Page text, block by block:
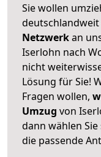
Sie wollen
Netzwerkan
Iserlohn nach
nicht
Lösung für Sie!
Fragen wollen,
Umzug von
dann wählen
die passende